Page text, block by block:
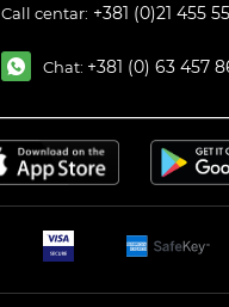
Call centar: +381 (0)21 455
Chat: +381 (0) 63 457